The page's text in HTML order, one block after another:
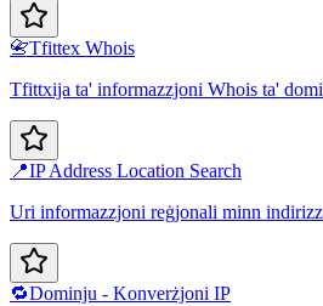
📇Tfittex Whois
Tfittxija ta' informazzjoni Whois ta'
📍IP Address Location Search
Uri informazzjoni reġjonali minn
🔁Dominju - Konverżjoni IP